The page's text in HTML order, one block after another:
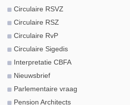
Circulaire RSVZ
Circulaire RSZ
Circulaire RvP
Circulaire Sigedis
Interpretatie CBFA
Nieuwsbrief
Parlementaire vraag
Pension Architects